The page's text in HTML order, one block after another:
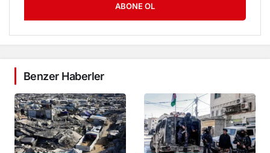
ABONE OL
Benzer Haberler